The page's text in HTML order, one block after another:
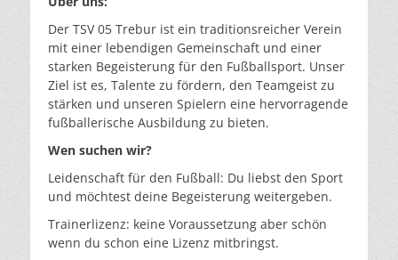
Der TSV 05 Trebur ist ein traditionsreicher Verein
mit einer lebendigen Gemeinschaft und einer
starken Begeisterung für den Fußballsport. Unser
Ziel ist es, Talente zu fördern, den Teamgeist zu
stärken und unseren Spielern eine hervorragende
fußballerische Ausbildung zu bieten.
Wen suchen wir?
Leidenschaft für den Fußball: Du liebst den Sport
und möchtest deine Begeisterung weitergeben.
Trainerlizenz: keine Voraussetzung aber schön
wenn du schon eine Lizenz mitbringst.